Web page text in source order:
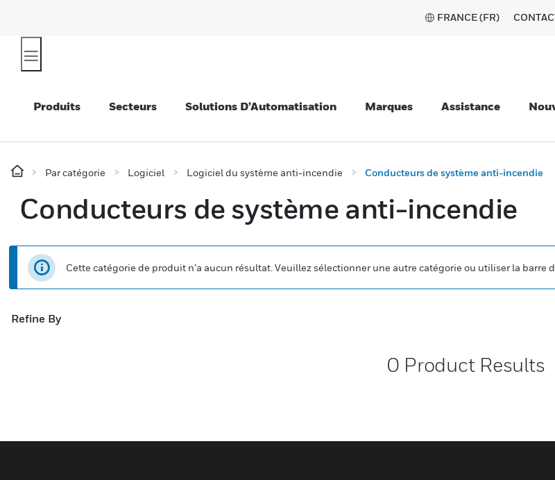
FRANCE (FR)
Produits Secteurs Solutions D’Automatisation Marques Assistance
Par catégorie Logiciel Logiciel du système anti-incendie Conducteurs de système anti-incendie
Conducteurs de système anti-incendie
Cette catégorie de produit n’a aucun résultat. Veuillez sélectionner une autre catégorie ou utiliser la barre
Refine By
0 Product Results